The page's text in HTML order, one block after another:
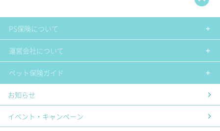
PS保険について
運営会社について
ペット保険ガイド
お知らせ
イベント・キャンペーン